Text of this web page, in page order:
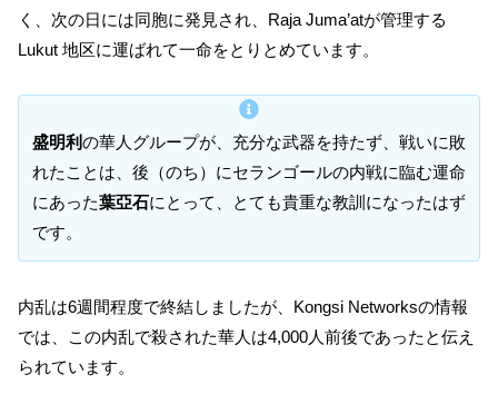
く、次の日には同胞に発見され、Raja Juma’atが管理する
Lukut 地区に運ばれて一命をとりとめています。
盛明利の華人グループが、充分な武器を持たず、戦いに敗
れたことは、後（のち）にセランゴールの内戦に臨む運命
にあった葉亞石にとって、とても貴重な教訓になったはず
です。
内乱は6週間程度で終結しましたが、Kongsi Networksの情報
では、この内乱で殺された華人は4,000人前後であったと伝え
られています。